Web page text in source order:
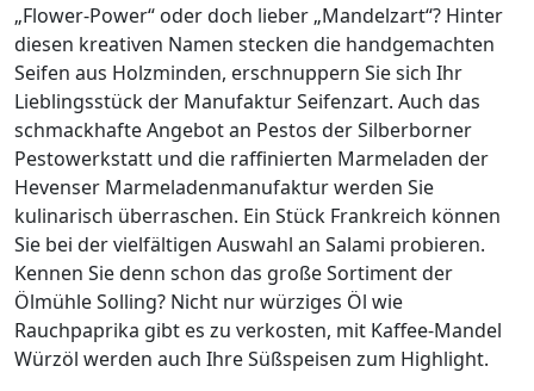
„Flower-Power“ oder doch lieber „Mandelzart“? Hinter
diesen kreativen Namen stecken die handgemachten
Seifen aus Holzminden, erschnuppern Sie sich Ihr
Lieblingsstück der Manufaktur Seifenzart. Auch das
schmackhafte Angebot an Pestos der Silberborner
Pestowerkstatt und die raffinierten Marmeladen der
Hevenser Marmeladenmanufaktur werden Sie
kulinarisch überraschen. Ein Stück Frankreich können
Sie bei der vielfältigen Auswahl an Salami probieren.
Kennen Sie denn schon das große Sortiment der
Ölmühle Solling? Nicht nur würziges Öl wie
Rauchpaprika gibt es zu verkosten, mit Kaffee-Mandel
Würzöl werden auch Ihre Süßspeisen zum Highlight.